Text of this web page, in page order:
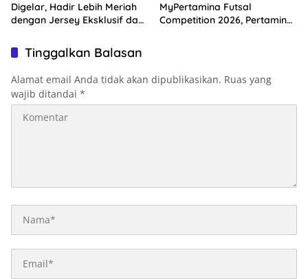
Digelar, Hadir Lebih Meriah
dengan Jersey Eksklusif dan
MyPertamina Futsal
Competition 2026, Pertamina
Tinggalkan Balasan
Alamat email Anda tidak akan dipublikasikan. Ruas yang
wajib ditandai *